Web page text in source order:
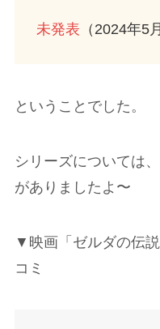
未発表 （2024年5
ということでした。
シリーズについては
がありましたよ〜
▼映画「ゼルダの伝
コミ